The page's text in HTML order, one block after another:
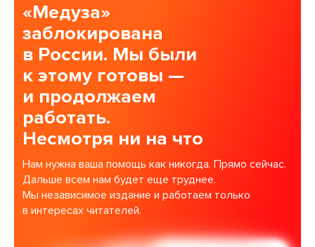
«Медуза»
заблокирована
в России. Мы были
к этому готовы —
и продолжаем
работать.
Несмотря ни на что
Нам нужна ваша помощь как никогда. Прямо сейчас.
Дальше всем нам будет еще труднее.
Мы независимое издание и работаем только
в интересах читателей.